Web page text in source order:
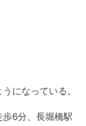
になっている。
歩6分、長堀橋駅